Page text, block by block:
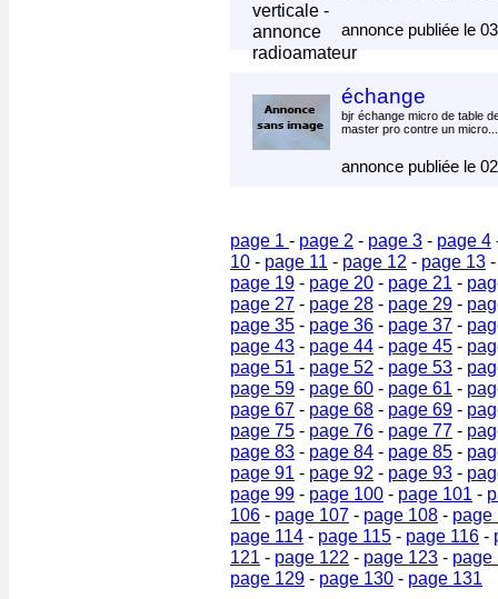
annonce publiée le
échange
bjr échange micro de table
master pro contre un
annonce publiée le
page 1 - page 2 - page 3 - page 4
10 - page 11 - page 12 - page 13
page 19 - page 20 - page 21 -
page 27 - page 28 - page 29 -
page 35 - page 36 - page 37 -
page 43 - page 44 - page 45 -
page 51 - page 52 - page 53 -
page 59 - page 60 - page 61 -
page 67 - page 68 - page 69 -
page 75 - page 76 - page 77 -
page 83 - page 84 - page 85 -
page 91 - page 92 - page 93 -
page 99 - page 100 - page 101 -
106 - page 107 - page 108 - page
page 114 - page 115 - page 116 -
121 - page 122 - page 123 - page
page 129 - page 130 - page 131